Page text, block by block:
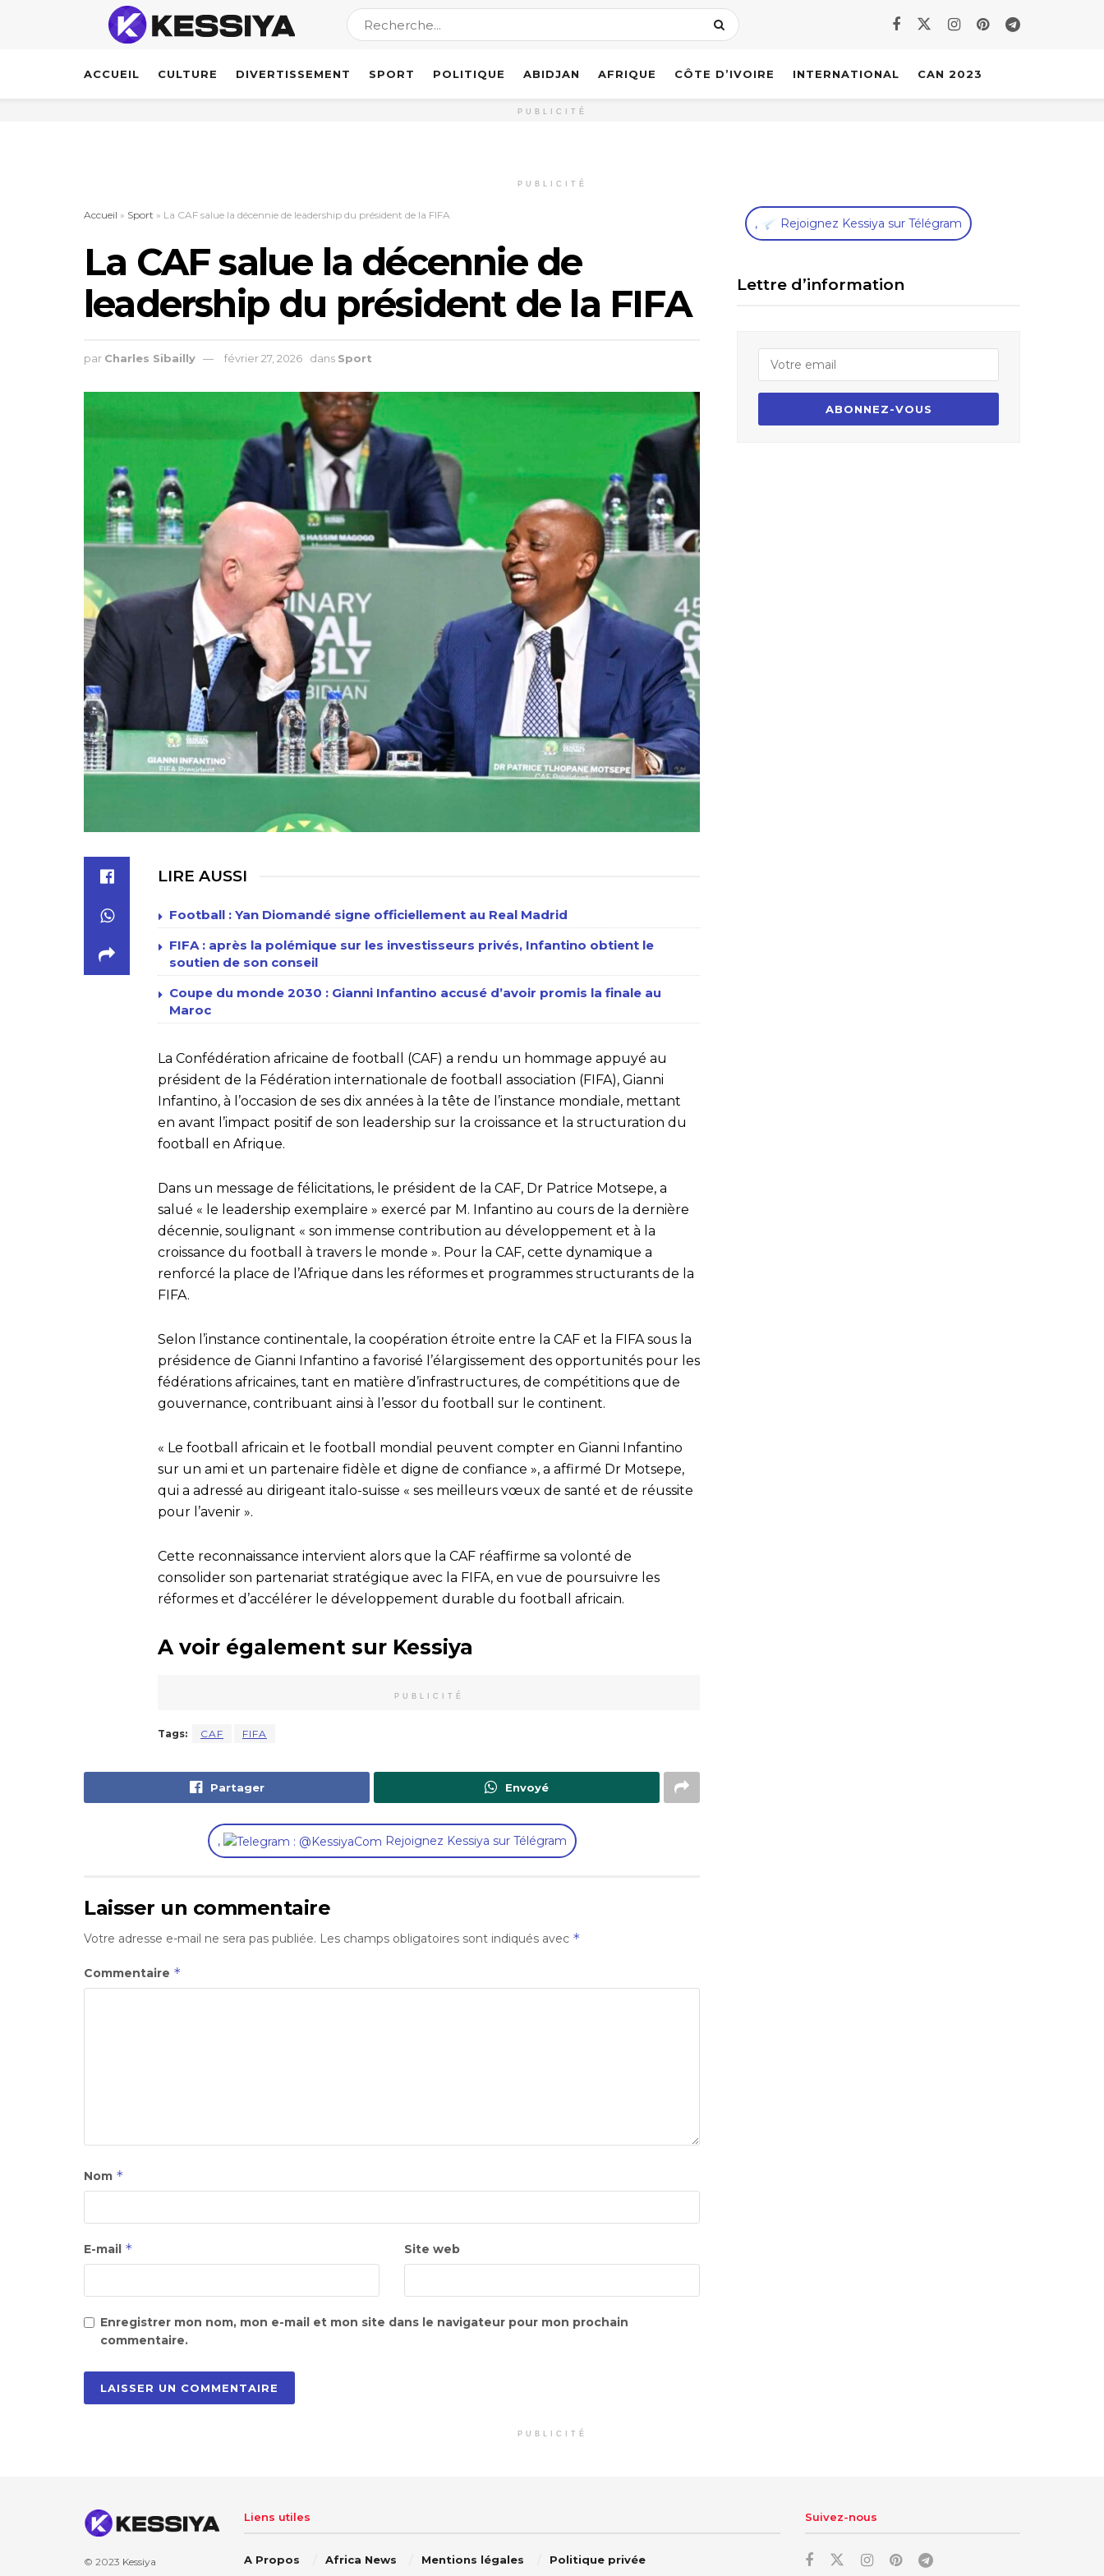
ACCUEIL CULTURE DIVERTISSEMENT SPORT POLITIQUE ABIDJAN AFRIQUE CÔTE D’IVOIRE INTERNATIONAL CAN 2023
PUBLICITÉ
PUBLICITÉ
Accueil » Sport » La CAF salue la décennie de leadership du président de la FIFA
La CAF salue la décennie de
leadership du président de la FIFA
par Charles Sibailly février 27, 2026 dans Sport
LIRE AUSSI
Football : Yan Diomandé signe officiellement au Real Madrid
FIFA : après la polémique sur les investisseurs privés, Infantino obtient le
soutien de son conseil
Coupe du monde 2030 : Gianni Infantino accusé d’avoir promis la finale au
Maroc
La Confédération africaine de football (CAF) a rendu un hommage appuyé au
président de la Fédération internationale de football association (FIFA), Gianni
Infantino, à l’occasion de ses dix années à la tête de l’instance mondiale, mettant
en avant l’impact positif de son leadership sur la croissance et la structuration du
football en Afrique.
Dans un message de félicitations, le président de la CAF, Dr Patrice Motsepe, a
salué « le leadership exemplaire » exercé par M. Infantino au cours de la dernière
décennie, soulignant « son immense contribution au développement et à la
croissance du football à travers le monde ». Pour la CAF, cette dynamique a
renforcé la place de l’Afrique dans les réformes et programmes structurants de la
FIFA.
Selon l’instance continentale, la coopération étroite entre la CAF et la FIFA sous la
présidence de Gianni Infantino a favorisé l’élargissement des opportunités pour les
fédérations africaines, tant en matière d’infrastructures, de compétitions que de
gouvernance, contribuant ainsi à l’essor du football sur le continent.
« Le football africain et le football mondial peuvent compter en Gianni Infantino
sur un ami et un partenaire fidèle et digne de confiance », a affirmé Dr Motsepe,
qui a adressé au dirigeant italo-suisse « ses meilleurs vœux de santé et de réussite
pour l’avenir ».
Cette reconnaissance intervient alors que la CAF réaffirme sa volonté de
consolider son partenariat stratégique avec la FIFA, en vue de poursuivre les
réformes et d’accélérer le développement durable du football africain.
A voir également sur Kessiya
PUBLICITÉ
Tags: CAF FIFA
Partager Envoyé
, Rejoignez Kessiya sur Télégram
Laisser un commentaire
Votre adresse e-mail ne sera pas publiée. Les champs obligatoires sont indiqués avec *
Commentaire *
Nom *
E-mail * Site web
Enregistrer mon nom, mon e-mail et mon site dans le navigateur pour mon prochain
commentaire.
, Rejoignez Kessiya sur Télégram
Lettre d’information
PUBLICITÉ
© 2023 Kessiya
Liens utiles
A Propos Africa News Mentions légales Politique privée
Suivez-nous